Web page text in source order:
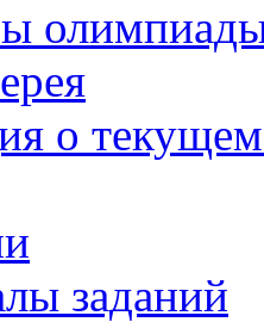
о текущем
заданий